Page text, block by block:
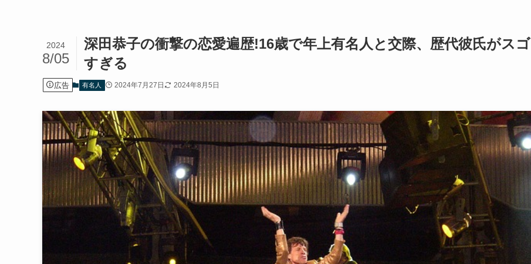
深田恭子の衝撃の恋愛遍歴!16歳で年上有名人と交際、歴代彼氏がスゴ
すぎる
2024
8/05
広告 有名人 2024年7月27日 2024年8月5日